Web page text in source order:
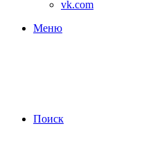
vk.com
Меню
Поиск